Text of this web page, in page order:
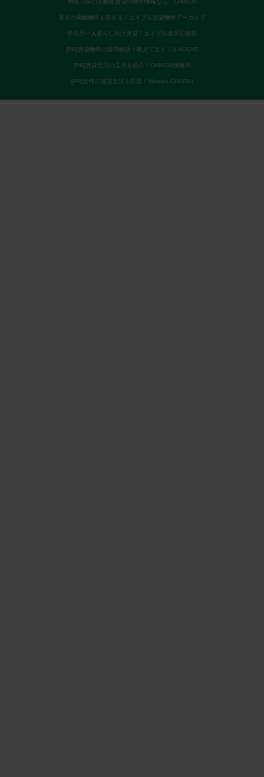
過去の掲載物件も探せる！エイブル賃貸物件アーカイブ
学生の一人暮らし向け賃貸！エイブル進学応援部
[PR]賃貸物件の疑問解決！教えてエイブルAGENT
[PR]賃貸生活の工夫を紹介！CHINTAI情報局
[PR]女性の賃貸生活を応援！Woman.CHINTAI